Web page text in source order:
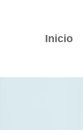
Inicio